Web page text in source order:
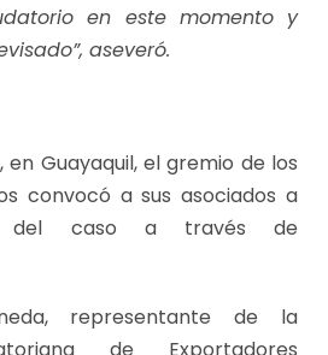
en este momento y
aseveró.
en Guayaquil, el gremio de los
convocó a sus asociados a
del caso a través de
representante de la
de Exportadores